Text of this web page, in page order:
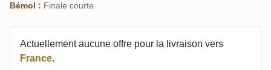
Bémol : Finale courte
Actuellement aucune offre pour la livraison vers
France.